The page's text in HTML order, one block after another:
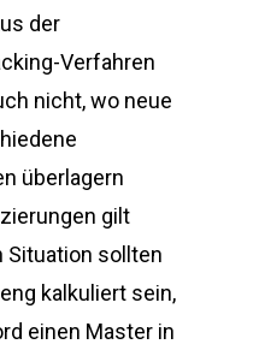
der
Verfahren
nicht, wo neue
überlagern
gilt
Situation sollten
kalkuliert sein,
einen Master in